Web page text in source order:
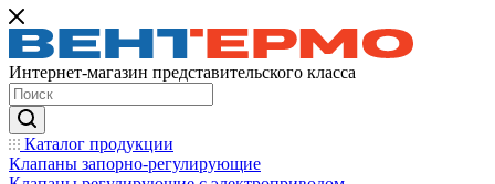
Интернет-магазин представительского класса
Каталог продукции
Клапаны запорно-регулирующие